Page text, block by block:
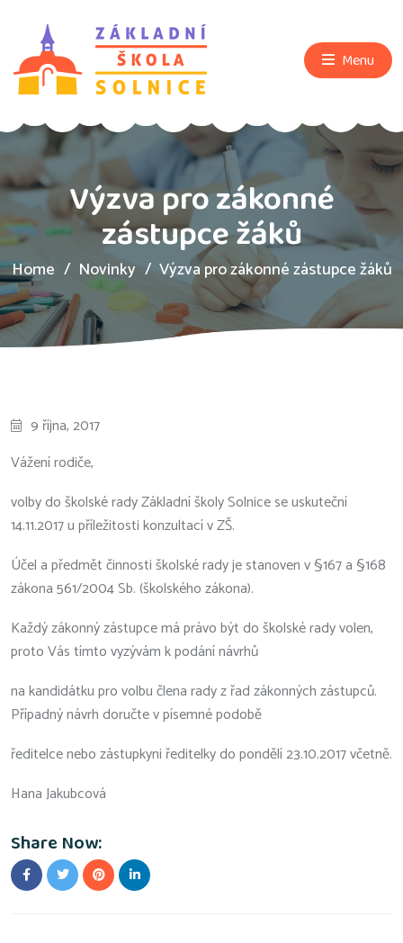
Menu
Výzva pro zákonné
zástupce žáků
Home Novinky Výzva pro zákonné zástupce žáků
9 října, 2017
Vážení rodiče,
volby do školské rady Základní školy Solnice se uskuteční
14.11.2017 u příležitosti konzultací v ZŠ.
Účel a předmět činnosti školské rady je stanoven v §167 a §168
zákona 561/2004 Sb. (školského zákona).
Každý zákonný zástupce má právo být do školské rady volen,
proto Vás tímto vyzývám k podání návrhů
na kandidátku pro volbu člena rady z řad zákonných zástupců.
Případný návrh doručte v písemné podobě
ředitelce nebo zástupkyni ředitelky do pondělí 23.10.2017 včetně.
Hana Jakubcová
Share Now: